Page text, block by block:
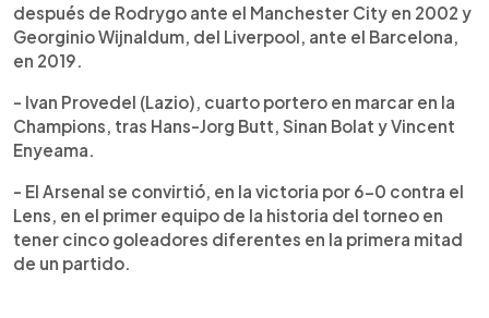
después de Rodrygo ante el Manchester City en 2002 y
Georginio Wijnaldum, del Liverpool, ante el Barcelona,
en 2019.
- Ivan Provedel (Lazio), cuarto portero en marcar en la
Champions, tras Hans-Jorg Butt, Sinan Bolat y Vincent
Enyeama.
- El Arsenal se convirtió, en la victoria por 6-0 contra el
Lens, en el primer equipo de la historia del torneo en
tener cinco goleadores diferentes en la primera mitad
de un partido.